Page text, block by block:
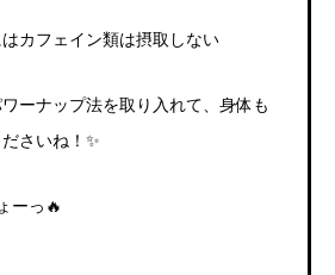
カフェイン類は摂取しない
ーナップ法を取り入れて、身体も
さいね！ ✨️
ーっ🔥